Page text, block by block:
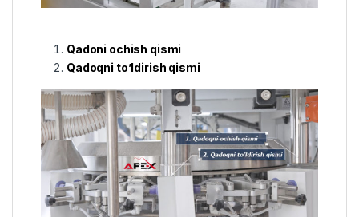
Qadoni ochish qismi
Qadoqni to’ldirish qismi